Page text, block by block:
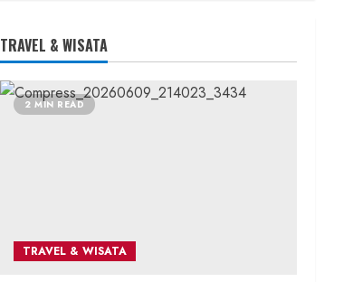
Berita KUA Semugih, DIY
Keutamaan Sholawat dan Kunci
Hidup Tenang Jadi Materi Utama
Berita Jateng
TRAVEL & WISATA
2 MIN READ
TRAVEL & WISATA